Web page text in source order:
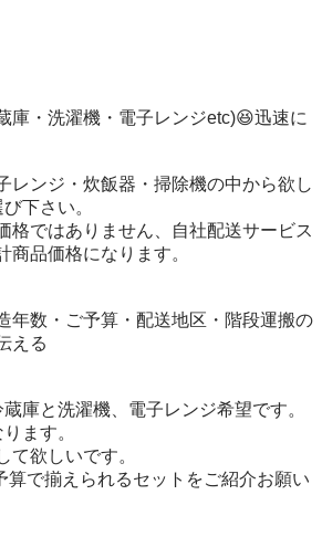
庫・洗濯機・電子レンジetc)😆迅速に
レンジ・炊飯器・掃除機の中から欲し
下さい。
格ではありません、自社配送サービス
商品価格になります。
年数・ご予算・配送地区・階段運搬の
える
庫と洗濯機、電子レンジ希望です。
ます。
て欲しいです。
算で揃えられるセットをご紹介お願い